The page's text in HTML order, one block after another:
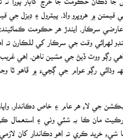
هروڀرو واڌ، پيٽرول ۽ ڊيزل جي
عارضي سرڪار، ايندڙ هر حڪومت
وقت جي سرڪار کي للڪارن ته اهي
رڳو ووٽ ڏيڻ جي مشين ناهن، اهي
وڌائي رڳو عوام جي ڳچيءَ ۾ ڦاهو
جي لاءِ هر عام ۽ خاص دڪاندار،
مان ڪا به شئي وٺي ۽ استعمال
خريد ڪري ته اهو دڪاندار کان